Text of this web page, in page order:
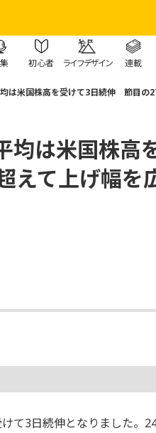
初心者 ライフデザイン 連載
均は米国株高を受けて3日続伸 節目の
均は米国株
えて上げ幅を
て3日続伸となりました。